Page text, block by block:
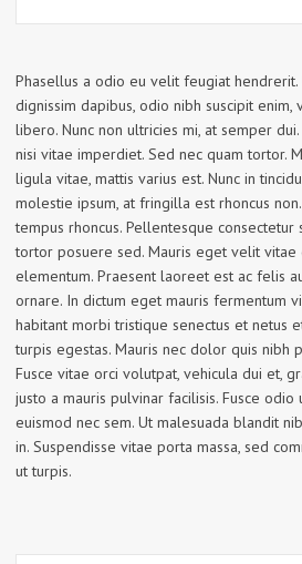
Phasellus a odio eu velit feugiat
dignissim dapibus, odio nibh suscipit
libero. Nunc non ultricies mi, at semper
nisi vitae imperdiet. Sed nec quam tortor.
ligula vitae, mattis varius est. Nunc in
molestie ipsum, at fringilla est rhoncus
tempus rhoncus. Pellentesque
tortor posuere sed. Mauris eget velit vitae
elementum. Praesent laoreet est ac felis
ornare. In dictum eget mauris fermentum
habitant morbi tristique senectus et netus
turpis egestas. Mauris nec dolor quis nibh
Fusce vitae orci volutpat, vehicula dui et,
justo a mauris pulvinar facilisis. Fusce
euismod nec sem. Ut malesuada blandit
in. Suspendisse vitae porta massa, sed
ut turpis.